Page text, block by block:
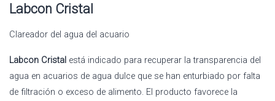
Labcon Cristal
Clareador del agua del acuario
Labcon Cristal está indicado para recuperar la transparencia del
agua en acuarios de agua dulce que se han enturbiado por falta
de filtración o exceso de alimento. El producto favorece la